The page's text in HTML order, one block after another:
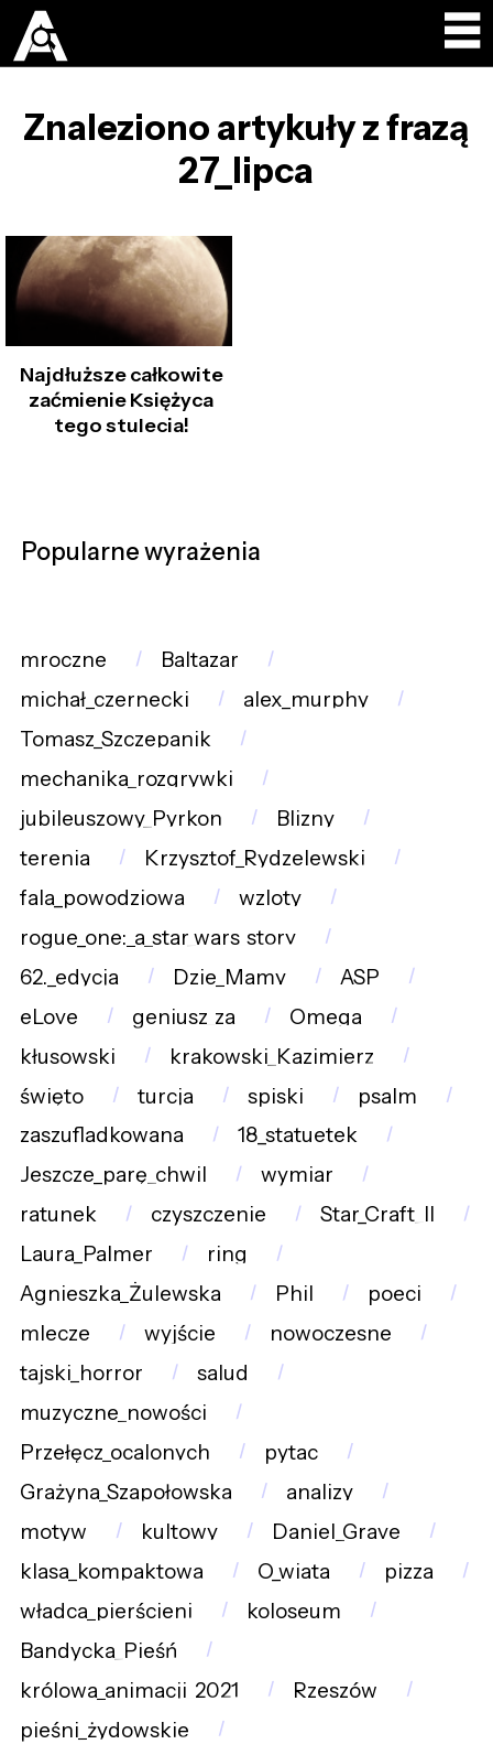
Znaleziono artykuły z frazą
27_lipca
Najdłuższe całkowite
zaćmienie Księżyca
tego stulecia!
Popularne wyrażenia
mroczne
Baltazar
michał_czernecki
alex_murphy
Tomasz_Szczepanik
mechanika_rozgrywki
jubileuszowy_Pyrkon
Blizny
terenia
Krzysztof_Rydzelewski
fala_powodziowa
wzloty
rogue_one:_a_star_wars_story
62._edycja
Dzie_Mamy
ASP
eLove
geniusz_za
Omega
kłusowski
krakowski_Kazimierz
święto
turcja spiski
psalm
zaszufladkowana
18_statuetek
Jeszcze_parę_chwil
wymiar
ratunek
czyszczenie
Star_Craft_II
Laura_Palmer
ring
Agnieszka_Żulewska
Phil
poeci
mlecze
wyjście
nowoczesne
tajski_horror
salud
muzyczne_nowości
Przełęcz_ocalonych
pytac
Grażyna_Szapołowska
analizy
motyw
kultowy
Daniel_Grave
klasa_kompaktowa
O_wiata
pizza
władca_pierścieni
koloseum
Bandycka_Pieśń
królowa_animacji_2021
Rzeszów
pieśni_żydowskie